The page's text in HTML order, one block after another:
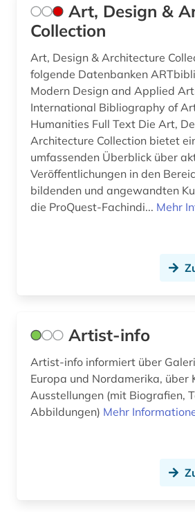
kassel (1)
katalog (2)
kirchengeschichte (1)
klassische archäologie (1)
klassische philologie (3)
klassische studien (2)
kolonial (1)
kolonialreich (1)
konferenzschrift (1)
konservierung (2)
krakau (1)
Art, Design &
Collection
Art, Design & Architecture
folgende Datenbanken ARTbibliographies
Modern Design and Applied
International Bibliography of
Humanities Full Text Die Art, Design &
Architecture Collection bietet
umfassenden Überblick über
Veröffentlichungen in den
bildenden und angewandten
die ProQuest-Fachindi... Mehr
Artist-info
Artist-info informiert über
Europa und Nordamerika, über
Ausstellungen (mit Biografien,
Abbildungen) Mehr